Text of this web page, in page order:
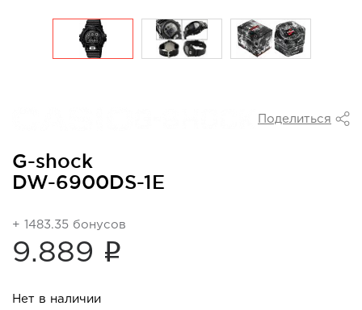
Поделиться
G-shock
DW-6900DS-1E
+ 1483.35 бонусов
9.889 i
Нет в наличии